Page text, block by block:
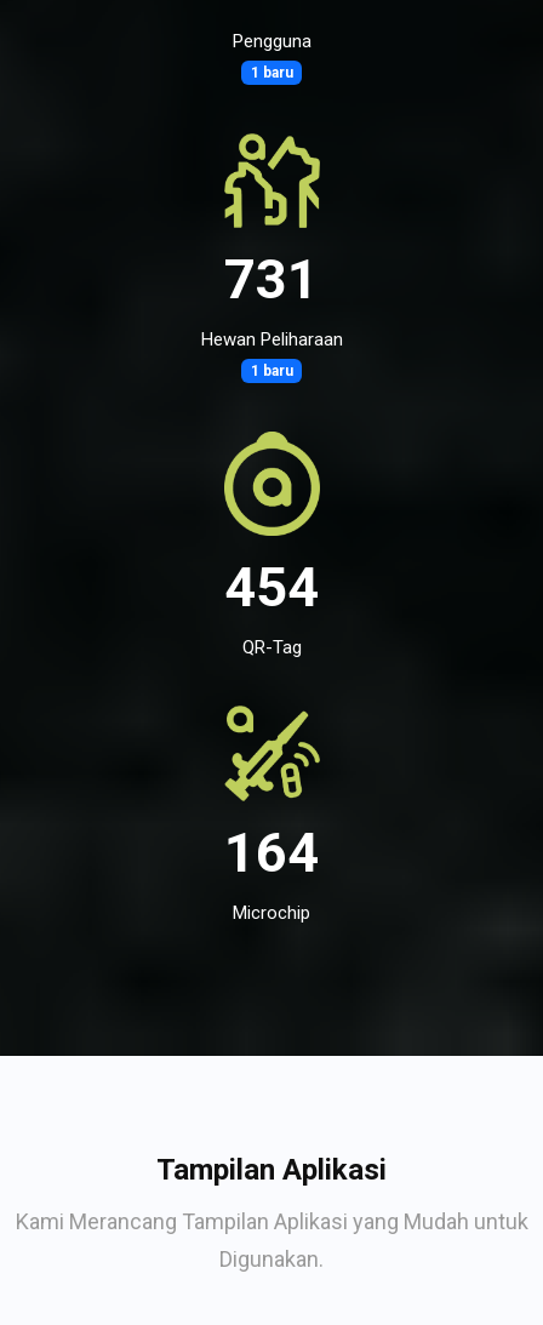
Pengguna
1 baru
731
Hewan Peliharaan
1 baru
454
QR-Tag
164
Microchip
Tampilan Aplikasi
Kami Merancang Tampilan Aplikasi yang Mudah untuk
Digunakan.